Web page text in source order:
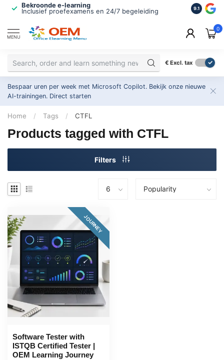
Bekroonde e-learning
Inclusief proefexamens en 24/7 begeleiding
ISO
2.500+
9.1
MENU
0
€ Excl. tax
Bespaar uren per week met Microsoft Copilot. Bekijk onze nieuwe
AI-trainingen. Direct starten
Home / Tags / CTFL
Products tagged with CTFL
Filters
JOURNEY
Software Tester with
ISTQB Certified Tester |
OEM Learning Journey